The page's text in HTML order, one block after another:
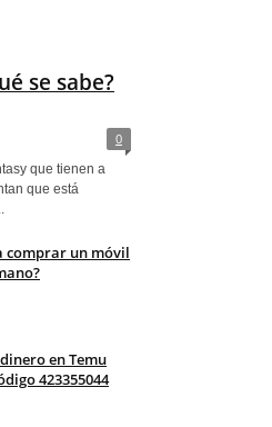
se sabe?
0
que tienen a
que está
comprar un móvil
en Temu
423355044